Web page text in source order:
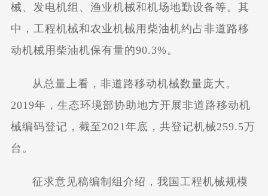
械、发电机组、渔业机械和机场地勤设备等。其
中，工程机械和农业机械用柴油机约占非道路移
动机械用柴油机保有量的90.3%。
从总量上看，非道路移动机械数量庞大。
2019年，生态环境部协助地方开展非道路移动机
械编码登记，截至2021年底，共登记机械259.5万
台。
征求意见稿编制组介绍，我国工程机械规模